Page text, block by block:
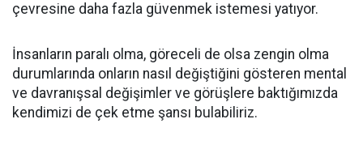
çevresine daha fazla güvenmek istemesi yatıyor.
İnsanların paralı olma, göreceli de olsa zengin olma
durumlarında onların nasıl değiştiğini gösteren mental
ve davranışsal değişimler ve görüşlere baktığımızda
kendimizi de çek etme şansı bulabiliriz.